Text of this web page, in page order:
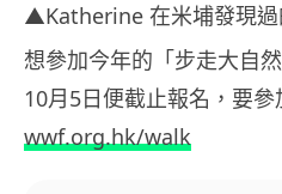
▲Katherine 在米埔發現過
想參加今年的「步走大自
10月5日便截止報名，要參
wwf.org.hk/walk